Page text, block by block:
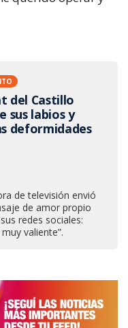
del Castillo
sus labios y
deformidades
de televisión envió
de amor propio
redes sociales:
valiente”.